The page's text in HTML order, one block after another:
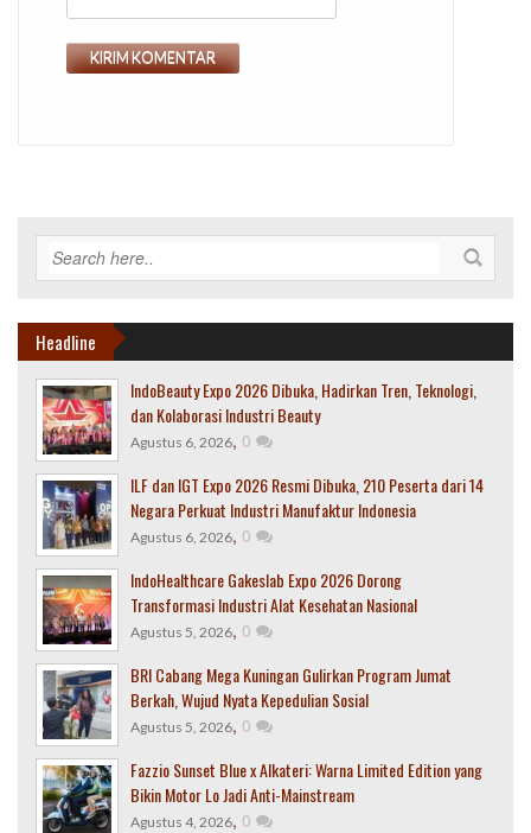
Headline
IndoBeauty Expo 2026 Dibuka, Hadirkan Tren, Teknologi,
dan Kolaborasi Industri Beauty
Agustus 6, 2026, 0
ILF dan IGT Expo 2026 Resmi Dibuka, 210 Peserta dari 14
Negara Perkuat Industri Manufaktur Indonesia
Agustus 6, 2026, 0
IndoHealthcare Gakeslab Expo 2026 Dorong
Transformasi Industri Alat Kesehatan Nasional
Agustus 5, 2026, 0
BRI Cabang Mega Kuningan Gulirkan Program Jumat
Berkah, Wujud Nyata Kepedulian Sosial
Agustus 5, 2026, 0
Fazzio Sunset Blue x Alkateri: Warna Limited Edition yang
Bikin Motor Lo Jadi Anti-Mainstream
Agustus 4, 2026, 0